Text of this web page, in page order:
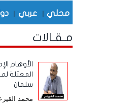
محلي | عربي |
مـقـالات
الأوهام
المعتلة
سلمان
محمد